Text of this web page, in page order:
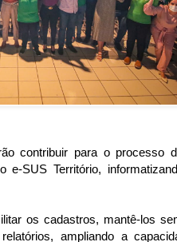
contribuir para o processo
e-SUS Território,
os cadastros, mantê-los
ampliando a